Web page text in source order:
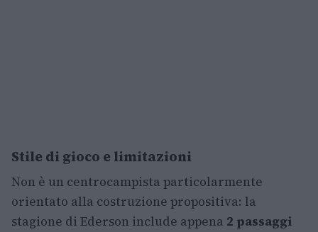
Stile di gioco e limitazioni
Non è un centrocampista particolarmente
orientato alla costruzione propositiva: la
stagione di Ederson include appena 2 passaggi